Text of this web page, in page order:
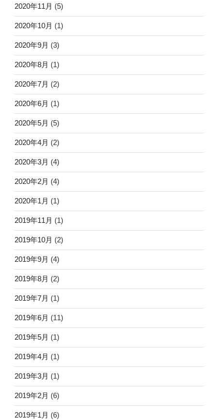
2020年11月 (5)
2020年10月 (1)
2020年9月 (3)
2020年8月 (1)
2020年7月 (2)
2020年6月 (1)
2020年5月 (5)
2020年4月 (2)
2020年3月 (4)
2020年2月 (4)
2020年1月 (1)
2019年11月 (1)
2019年10月 (2)
2019年9月 (4)
2019年8月 (2)
2019年7月 (1)
2019年6月 (11)
2019年5月 (1)
2019年4月 (1)
2019年3月 (1)
2019年2月 (6)
2019年1月 (6)